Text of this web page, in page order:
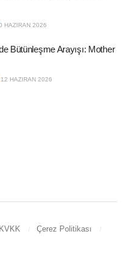
HAZIRAN 2026
Bütünleşme Arayışı: Mother
12 HAZIRAN 2026
KVKK
Çerez Politikası